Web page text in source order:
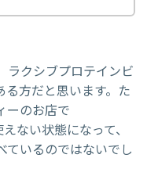
ラクシブプロテインビ
る方だと思います。た
ーのお店で
ない状態になって、
ているのではないでし